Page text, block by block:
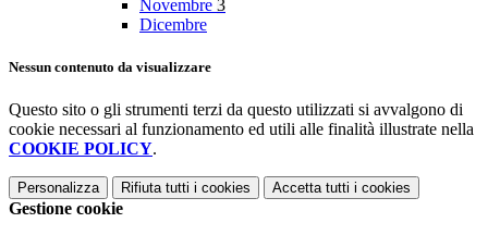
Novembre 3
Dicembre
Nessun contenuto da visualizzare
Questo sito o gli strumenti terzi da questo utilizzati si avvalgono di
cookie necessari al funzionamento ed utili alle finalità illustrate nella
COOKIE POLICY.
Personalizza Rifiuta tutti i cookies Accetta tutti i cookies
Gestione cookie